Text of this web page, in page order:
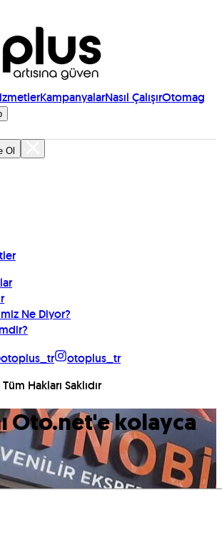
KampanyalarNasıl ÇalışırOtomag
Ol
Ne Diyor?
otoplus_tr
Hakları Saklıdır
Oto.net'e kolayca